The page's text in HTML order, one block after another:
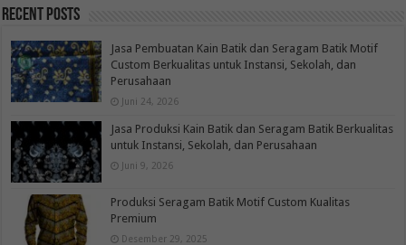
Recent Posts
Jasa Pembuatan Kain Batik dan Seragam Batik Motif
Custom Berkualitas untuk Instansi, Sekolah, dan
Perusahaan
Juni 24, 2026
Jasa Produksi Kain Batik dan Seragam Batik Berkualitas
untuk Instansi, Sekolah, dan Perusahaan
Juni 9, 2026
Produksi Seragam Batik Motif Custom Kualitas
Premium
Desember 29, 2025